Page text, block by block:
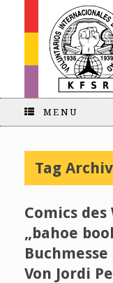
MENU
Tag
Comics
„bahoe
Von Jordi